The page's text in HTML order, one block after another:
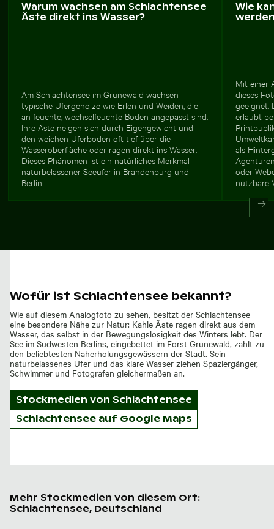
Warum wachsen am Schlachtensee
Äste direkt ins Wasser?
Am Schlachtensee im Grunewald wachsen
typische Ufergehölze wie Erlen und Weiden, die
an feuchte, wechselfeuchte Böden angepasst sind.
Ihre Äste neigen sich durch Eigengewicht und
den weichen Uferboden oft tief über die
Wasseroberfläche oder ragen direkt ins Wasser.
Dieses Phänomen ist ein natürliches Merkmal
naturbelassener Seeufer in Brandenburg und
Berlin.
Wie
Mit einer
dieses
geeignet.
erlaubt
als
oder
nutzbare
Wofür ist Schlachtensee bekannt?
Wie auf diesem Analogfoto zu sehen, besitzt der Schlachtensee
eine besondere Nähe zur Natur: Kahle Äste ragen direkt aus dem
Wasser, das selbst in der Bewegungslosigkeit des Winters lebt. Der
See im Südwesten Berlins, eingebettet im Forst Grunewald, zählt zu
den beliebtesten Naherholungsgewässern der Stadt. Sein
naturbelassenes Ufer und das klare Wasser ziehen Spaziergänger,
Schwimmer und Fotografen gleichermaßen an.
Stockmedien von Schlachtensee
Schlachtensee auf Google Maps
Mehr Stockmedien von diesem Ort:
Schlachtensee, Deutschland